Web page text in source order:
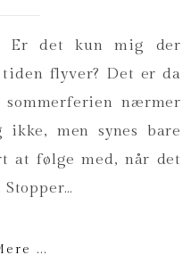
Er det kun mig der
tiden flyver? Det er da
sommerferien nærmer
men synes bare
at følge med, når det
...